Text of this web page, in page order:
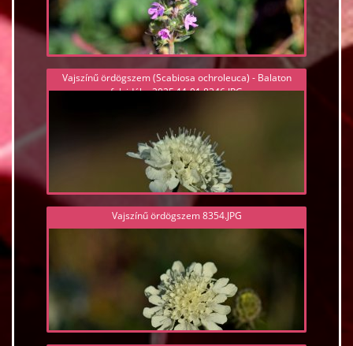
Vajszínű ördögszem (Scabiosa ochroleuca) - Balaton
felvidék - 2025.11.01 8346.JPG
Vajszínű ördögszem 8354.JPG